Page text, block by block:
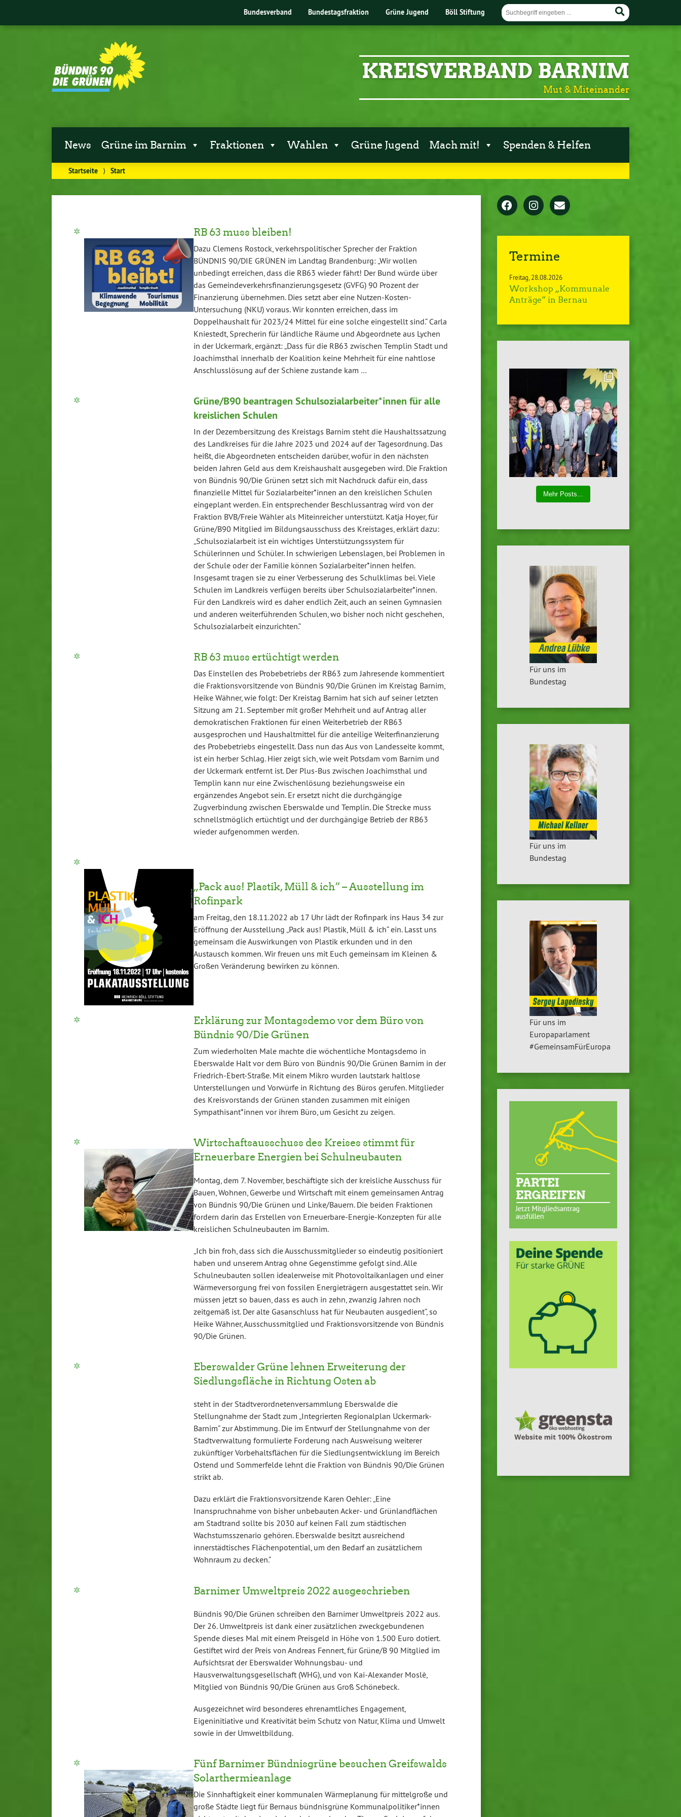
Bundesverband Bundestagsfraktion Grüne Jugend Böll Stiftung
KREISVERBAND BARNIM
Mut & Miteinander
News Grüne im Barnim Fraktionen Wahlen Grüne Jugend Mach mit! Spenden & Helfen
Startseite ⟩ Start
RB 63 muss bleiben!
Dazu Clemens Rostock, verkehrspolitischer Sprecher der Fraktion
BÜNDNIS 90/DIE GRÜNEN im Landtag Brandenburg: „Wir wollen
unbedingt erreichen, dass die RB63 wieder fährt! Der Bund würde über
das Gemeindeverkehrsfinanzierungsgesetz (GVFG) 90 Prozent der
Finanzierung übernehmen. Dies setzt aber eine Nutzen-Kosten-
Untersuchung (NKU) voraus. Wir konnten erreichen, dass im
Doppelhaushalt für 2023/24 Mittel für eine solche eingestellt sind.“ Carla
Kniestedt, Sprecherin für ländliche Räume und Abgeordnete aus Lychen
in der Uckermark, ergänzt: „Dass für die RB63 zwischen Templin Stadt und
Joachimsthal innerhalb der Koalition keine Mehrheit für eine nahtlose
Anschlusslösung auf der Schiene zustande kam …
Grüne/B90 beantragen Schulsozialarbeiter*innen für alle
kreislichen Schulen
In der Dezembersitzung des Kreistags Barnim steht die Haushaltssatzung
des Landkreises für die Jahre 2023 und 2024 auf der Tagesordnung. Das
heißt, die Abgeordneten entscheiden darüber, wofür in den nächsten
beiden Jahren Geld aus dem Kreishaushalt ausgegeben wird. Die Fraktion
von Bündnis 90/Die Grünen setzt sich mit Nachdruck dafür ein, dass
finanzielle Mittel für Sozialarbeiter*innen an den kreislichen Schulen
eingeplant werden. Ein entsprechender Beschlussantrag wird von der
Fraktion BVB/Freie Wähler als Miteinreicher unterstützt. Katja Hoyer, für
Grüne/B90 Mitglied im Bildungsausschuss des Kreistages, erklärt dazu:
„Schulsozialarbeit ist ein wichtiges Unterstützungssystem für
Schülerinnen und Schüler. In schwierigen Lebenslagen, bei Problemen in
der Schule oder der Familie können Sozialarbeiter*innen helfen.
Insgesamt tragen sie zu einer Verbesserung des Schulklimas bei. Viele
Schulen im Landkreis verfügen bereits über Schulsozialarbeiter*innen.
Für den Landkreis wird es daher endlich Zeit, auch an seinen Gymnasien
und anderen weiterführenden Schulen, wo bisher noch nicht geschehen,
Schulsozialarbeit einzurichten.“
RB 63 muss ertüchtigt werden
Das Einstellen des Probebetriebs der RB63 zum Jahresende kommentiert
die Fraktionsvorsitzende von Bündnis 90/Die Grünen im Kreistag Barnim,
Heike Wähner, wie folgt: Der Kreistag Barnim hat sich auf seiner letzten
Sitzung am 21. September mit großer Mehrheit und auf Antrag aller
demokratischen Fraktionen für einen Weiterbetrieb der RB63
ausgesprochen und Haushaltmittel für die anteilige Weiterfinanzierung
des Probebetriebs eingestellt. Dass nun das Aus von Landesseite kommt,
ist ein herber Schlag. Hier zeigt sich, wie weit Potsdam vom Barnim und
der Uckermark entfernt ist. Der Plus-Bus zwischen Joachimsthal und
Templin kann nur eine Zwischenlösung beziehungsweise ein
ergänzendes Angebot sein. Er ersetzt nicht die durchgängige
Zugverbindung zwischen Eberswalde und Templin. Die Strecke muss
schnellstmöglich ertüchtigt und der durchgängige Betrieb der RB63
wieder aufgenommen werden.
„Pack aus! Plastik, Müll & ich“ – Ausstellung im
Rofinpark
am Freitag, den 18.11.2022 ab 17 Uhr lädt der Rofinpark ins Haus 34 zur
Eröffnung der Ausstellung „Pack aus! Plastik, Müll & ich“ ein. Lasst uns
gemeinsam die Auswirkungen von Plastik erkunden und in den
Austausch kommen. Wir freuen uns mit Euch gemeinsam im Kleinen &
Großen Veränderung bewirken zu können.
Erklärung zur Montagsdemo vor dem Büro von
Bündnis 90/Die Grünen
Zum wiederholten Male machte die wöchentliche Montagsdemo in
Eberswalde Halt vor dem Büro von Bündnis 90/Die Grünen Barnim in der
Friedrich-Ebert-Straße. Mit einem Mikro wurden lautstark haltlose
Unterstellungen und Vorwürfe in Richtung des Büros gerufen. Mitglieder
des Kreisvorstands der Grünen standen zusammen mit einigen
Sympathisant*innen vor ihrem Büro, um Gesicht zu zeigen.
Wirtschaftsausschuss des Kreises stimmt für
Erneuerbare Energien bei Schulneubauten
Montag, dem 7. November, beschäftigte sich der kreisliche Ausschuss für
Bauen, Wohnen, Gewerbe und Wirtschaft mit einem gemeinsamen Antrag
von Bündnis 90/Die Grünen und Linke/Bauern. Die beiden Fraktionen
fordern darin das Erstellen von Erneuerbare-Energie-Konzepten für alle
kreislichen Schulneubauten im Barnim.
„Ich bin froh, dass sich die Ausschussmitglieder so eindeutig positioniert
haben und unserem Antrag ohne Gegenstimme gefolgt sind. Alle
Schulneubauten sollen idealerweise mit Photovoltaikanlagen und einer
Wärmeversorgung frei von fossilen Energieträgern ausgestattet sein. Wir
müssen jetzt so bauen, dass es auch in zehn, zwanzig Jahren noch
zeitgemäß ist. Der alte Gasanschluss hat für Neubauten ausgedient“, so
Heike Wähner, Ausschussmitglied und Fraktionsvorsitzende von Bündnis
90/Die Grünen.
Eberswalder Grüne lehnen Erweiterung der
Siedlungsfläche in Richtung Osten ab
steht in der Stadtverordnetenversammlung Eberswalde die
Stellungnahme der Stadt zum „Integrierten Regionalplan Uckermark-
Barnim“ zur Abstimmung. Die im Entwurf der Stellungnahme von der
Stadtverwaltung formulierte Forderung nach Ausweisung weiterer
zukünftiger Vorbehaltsflächen für die Siedlungsentwicklung im Bereich
Ostend und Sommerfelde lehnt die Fraktion von Bündnis 90/Die Grünen
strikt ab.
Dazu erklärt die Fraktionsvorsitzende Karen Oehler: „Eine
Inanspruchnahme von bisher unbebauten Acker- und Grünlandflächen
am Stadtrand sollte bis 2030 auf keinen Fall zum städtischen
Wachstumsszenario gehören. Eberswalde besitzt ausreichend
innerstädtisches Flächenpotential, um den Bedarf an zusätzlichem
Wohnraum zu decken.“
Barnimer Umweltpreis 2022 ausgeschrieben
Bündnis 90/Die Grünen schreiben den Barnimer Umweltpreis 2022 aus.
Der 26. Umweltpreis ist dank einer zusätzlichen zweckgebundenen
Spende dieses Mal mit einem Preisgeld in Höhe von 1.500 Euro dotiert.
Gestiftet wird der Preis von Andreas Fennert, für Grüne/B 90 Mitglied im
Aufsichtsrat der Eberswalder Wohnungsbau- und
Hausverwaltungsgesellschaft (WHG), und von Kai-Alexander Moslè,
Mitglied von Bündnis 90/Die Grünen aus Groß Schönebeck.
Ausgezeichnet wird besonderes ehrenamtliches Engagement,
Eigeninitiative und Kreativität beim Schutz von Natur, Klima und Umwelt
sowie in der Umweltbildung.
Fünf Barnimer Bündnisgrüne besuchen Greifswalds
Solarthermieanlage
Die Sinnhaftigkeit einer kommunalen Wärmeplanung für mittelgroße und
große Städte liegt für Bernaus bündnisgrüne Kommunalpolitiker*innen
Termine
Freitag 28.08.2026
Workshop „Kommunale
Anträge“ in Bernau
Mehr Posts...
Für uns im
Bundestag
Für uns im
Bundestag
Für uns im
Europaparlament
#GemeinsamFürEuropa